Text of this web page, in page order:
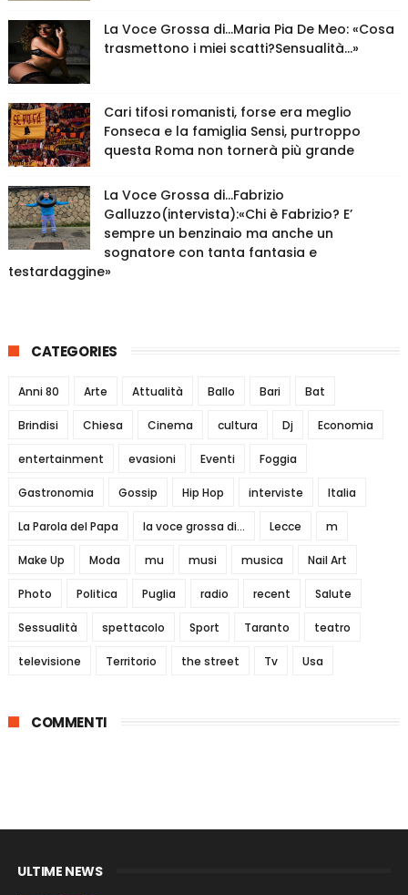
La Voce Grossa di…Maria Pia De Meo: «Cosa
trasmettono i miei scatti?Sensualità…»
Cari tifosi romanisti, forse era meglio
Fonseca e la famiglia Sensi, purtroppo
questa Roma non tornerà più grande
La Voce Grossa di…Fabrizio
Galluzzo(intervista):«Chi è Fabrizio? E’
sempre un benzinaio ma anche un
sognatore con tanta fantasia e
testardaggine»
CATEGORIES
Anni 80 Arte Attualità Ballo Bari Bat
Brindisi Chiesa Cinema cultura Dj Economia
entertainment evasioni Eventi Foggia
Gastronomia Gossip Hip Hop interviste Italia
La Parola del Papa la voce grossa di... Lecce m
Make Up Moda mu musi musica Nail Art
Photo Politica Puglia radio recent Salute
Sessualità spettacolo Sport Taranto teatro
televisione Territorio the street Tv Usa
COMMENTI
ULTIME NEWS